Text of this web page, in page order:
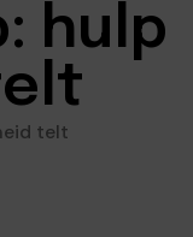
hulp
telt